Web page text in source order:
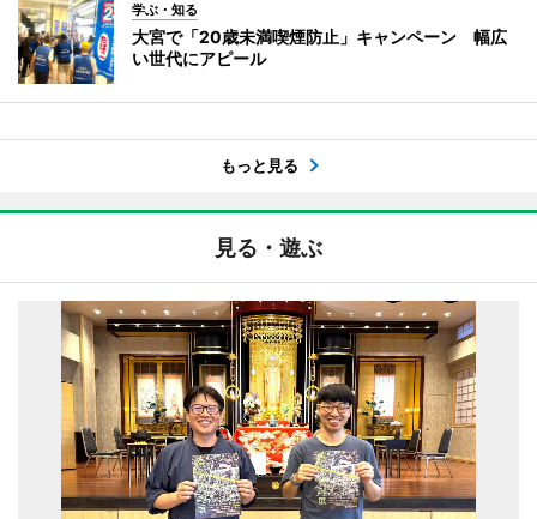
学ぶ・知る
大宮で「20歳未満喫煙防止」キャンペーン 幅広
い世代にアピール
もっと見る
見る・遊ぶ